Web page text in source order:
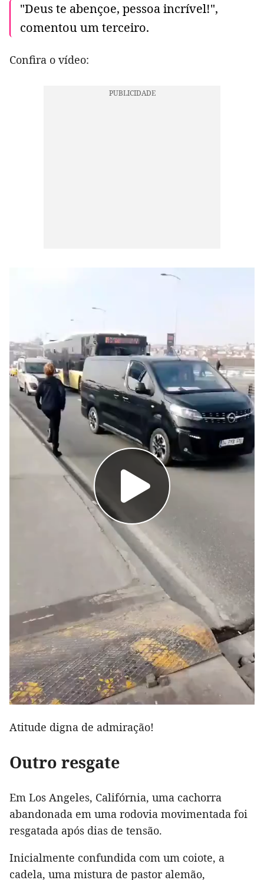
"Deus te abençoe, pessoa incrível!",
comentou um terceiro.
Confira o vídeo:
Atitude digna de admiração!
Outro resgate
Em Los Angeles, Califórnia, uma cachorra
abandonada em uma rodovia movimentada foi
resgatada após dias de tensão.
Inicialmente confundida com um coiote, a
cadela, uma mistura de pastor alemão,